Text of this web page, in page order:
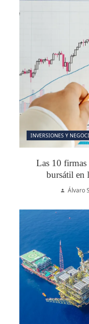
INVERSIONES Y
Las 10
bursátil en
Álvaro